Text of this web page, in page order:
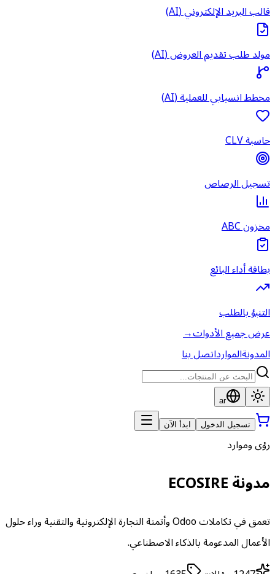
قالب البريد الإلكتروني (AI)
مولد طلب تقديم العروض (AI)
مخطط انسيابي للعملية (AI)
حاسبة CLV
تسجيل الرصاص
مخزون ABC
بطاقة أداء البائع
التنبؤ بالطلب
عرض جميع الأدوات→
المدونةالموارداتصل بنا
ar
تسجيل الدخول ابدأ الآن
رؤى وموارد
مدونة ECOSIRE
تعمق في تكاملات Odoo وأتمتة التجارة الإلكترونية والتقنية وراء حلول
الأعمال المدعومة بالذكاء الاصطناعي.